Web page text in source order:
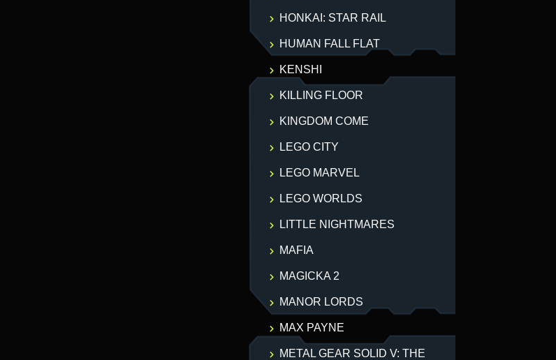
HONKAI: STAR RAIL
HUMAN FALL FLAT
KENSHI
KILLING FLOOR
KINGDOM COME
LEGO CITY
LEGO MARVEL
LEGO WORLDS
LITTLE NIGHTMARES
MAFIA
MAGICKA 2
MANOR LORDS
MAX PAYNE
METAL GEAR SOLID V: THE